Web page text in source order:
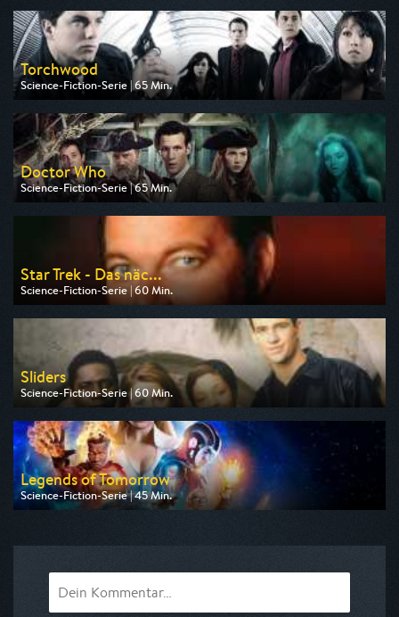
Torchwood
Science-Fiction-Serie | 65 Min.
Ausgestrahlt von Tele 5
am 10.08.2026, 22:15
Doctor Who
Science-Fiction-Serie | 65 Min.
Ausgestrahlt von Tele 5
am 09.08.2026, 16:05
Star Trek - Das näc...
Science-Fiction-Serie | 60 Min.
Ausgestrahlt von Tele 5
am 10.08.2026, 15:05
Sliders
Science-Fiction-Serie | 60 Min.
Ausgestrahlt von Tele 5
am 10.08.2026, 17:10
Legends of Tomorrow
Science-Fiction-Serie | 45 Min.
Ausgestrahlt von Pro 7 Maxx